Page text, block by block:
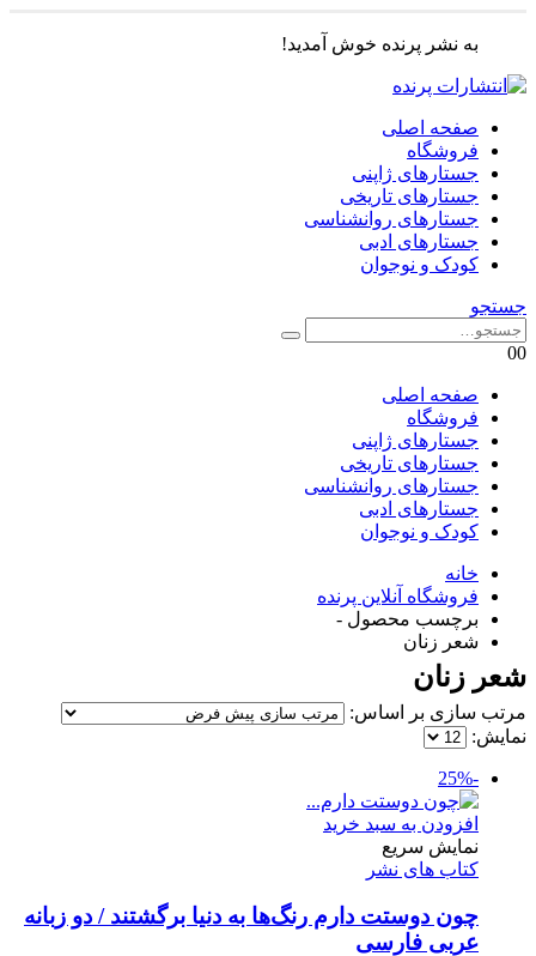
به نشر پرنده خوش آمدید!
صفحه اصلی
فروشگاه
جستارهای ژاپنی
جستارهای تاریخی
جستارهای روانشناسی
جستارهای ادبی
کودک و نوجوان
جستجو
00
صفحه اصلی
فروشگاه
جستارهای ژاپنی
جستارهای تاریخی
جستارهای روانشناسی
جستارهای ادبی
کودک و نوجوان
خانه
فروشگاه آنلاین پرنده
برچسب محصول -
شعر زنان
شعر زنان
مرتب سازی بر اساس:
نمایش:
-25%
افزودن به سبد خرید
نمایش سریع
کتاب های نشر
چون دوستت دارم رنگ‌ها به دنیا برگشتند / دو زبانه
عربی فارسی